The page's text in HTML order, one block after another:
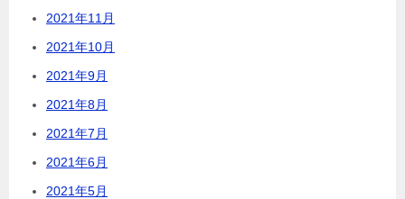
2021年11月
2021年10月
2021年9月
2021年8月
2021年7月
2021年6月
2021年5月